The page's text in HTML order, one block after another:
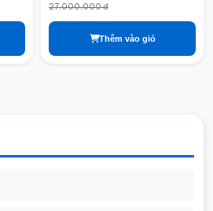
27,000,000 đ
Thêm vào giỏ